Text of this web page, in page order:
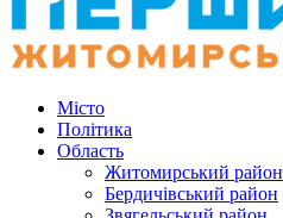
Місто
Політика
Область
Житомирський район
Бердичівський район